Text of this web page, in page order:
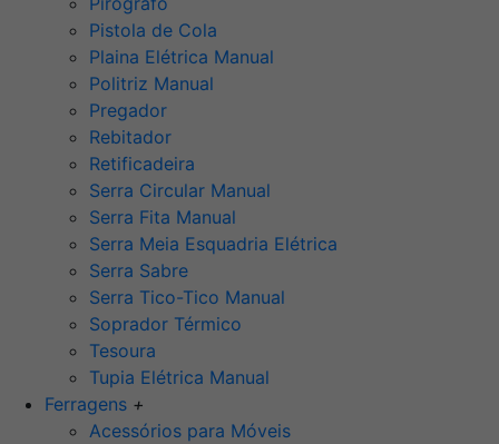
Pistola de Cola
Plaina Elétrica Manual
Politriz Manual
Pregador
Rebitador
Retificadeira
Serra Circular Manual
Serra Fita Manual
Serra Meia Esquadria Elétrica
Serra Sabre
Serra Tico-Tico Manual
Soprador Térmico
Tesoura
Tupia Elétrica Manual
Ferragens +
Acessórios para Móveis